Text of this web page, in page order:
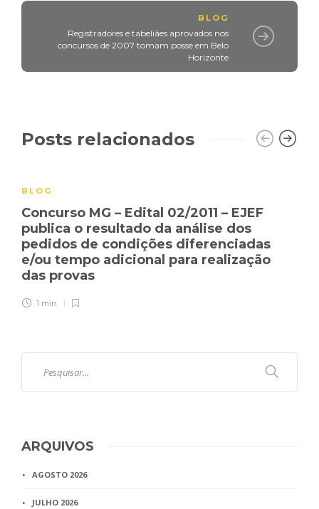
BLOG
Registradores e tabeliães aprovados nos
concursos de 2007 tomam posse em Belo
Horizonte
Posts relacionados
BLOG
Concurso MG – Edital 02/2011 – EJEF
publica o resultado da análise dos
pedidos de condições diferenciadas
e/ou tempo adicional para realização
das provas
1 min
ARQUIVOS
AGOSTO 2026
JULHO 2026